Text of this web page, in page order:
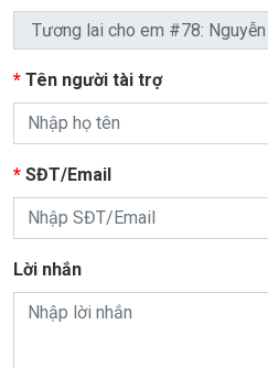
* Tên người tài trợ
* SĐT/Email
Lời nhắn